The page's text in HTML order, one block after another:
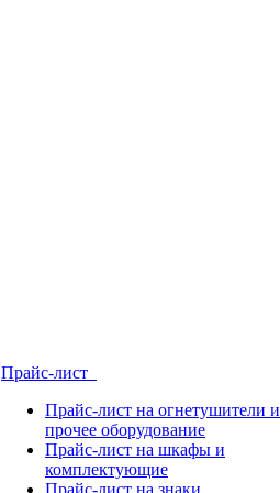
Прайс-лист
Прайс-лист на огнетушители и
прочее оборудование
Прайс-лист на шкафы и
комплектующие
Прайс-лист на знаки